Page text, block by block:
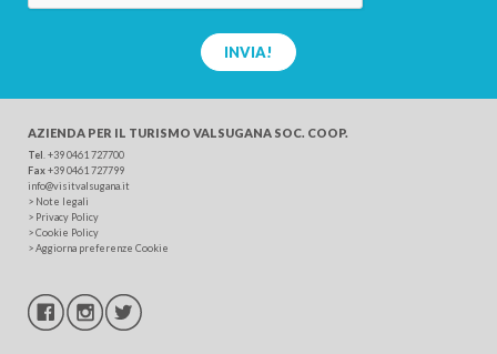
INVIA!
AZIENDA PER IL TURISMO VALSUGANA SOC. COOP.
Tel +39 0461 727700
Fax+39 0461 727799
info@visitvalsugana.it
> Note legali
> Privacy Policy
>Cookie Policy
>Aggiorna preferenze Cookie